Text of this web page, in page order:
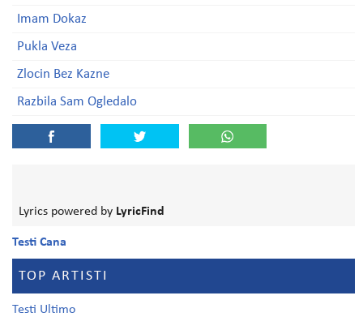
Imam Dokaz
Pukla Veza
Zlocin Bez Kazne
Razbila Sam Ogledalo
Lyrics powered by LyricFind
Testi Cana
TOP ARTISTI
Testi Ultimo